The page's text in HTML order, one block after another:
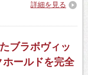
詳細を見る
ブラボヴィッ
ールドを完全